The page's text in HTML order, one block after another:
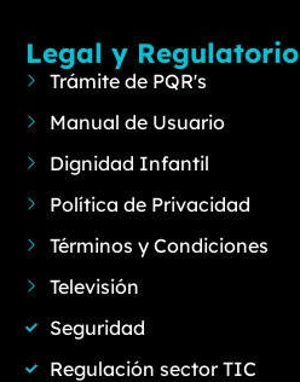
Legal y Regulatorio
Trámite de PQR's
Manual de Usuario
Dignidad Infantil
Política de Privacidad
Términos y Condiciones
Televisión
Seguridad
Regulación sector TIC